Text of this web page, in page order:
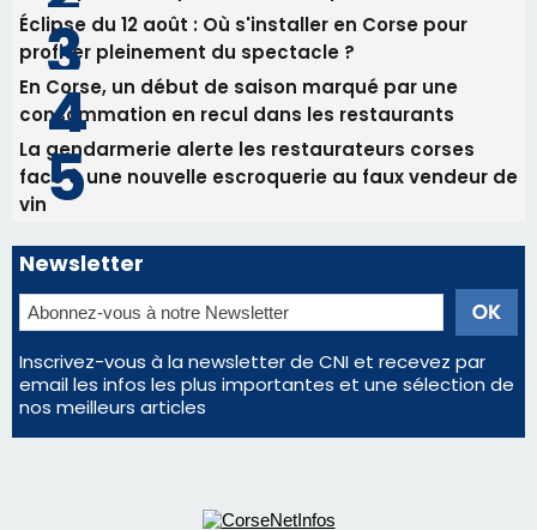
Newsletter
Inscrivez-vous à la newsletter de CNI et recevez par
email les infos les plus importantes et une sélection de
nos meilleurs articles
Régie publicitaire
Mentions légales
Nous contacter